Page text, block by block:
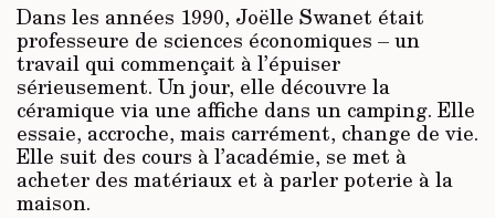
Dans les années 1990, Joëlle Swanet était
professeure de sciences économiques – un
travail qui commençait à l’épuiser
sérieusement. Un jour, elle découvre la
céramique via une affiche dans un camping. Elle
essaie, accroche, mais carrément, change de vie.
Elle suit des cours à l’académie, se met à
acheter des matériaux et à parler poterie à la
maison.